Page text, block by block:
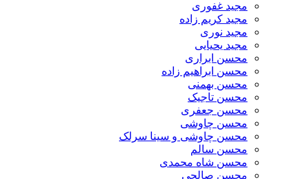
مجید غفوری
مجید کریم زاده
مجید نوری
مجید یحیایی
محسن ابراری
محسن ابراهیم زاده
محسن بهمنی
محسن تاجیک
محسن جعفری
محسن چاوشی
محسن چاوشی و سینا سرلک
محسن سالم
محسن شاه محمدی
محسن صالحی